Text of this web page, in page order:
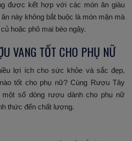
được kết hợp với các món ăn giàu
này không bắt buộc là món mặn mà
hoặc phô mai béo ngậy.
VANG TỐT CHO PHỤ NỮ
lợi ích cho sức khỏe và sắc đẹp,
tốt cho phụ nữ? Cùng Rượu Tây
một số dòng rượu dành cho phụ nữ
thức đến chất lượng.